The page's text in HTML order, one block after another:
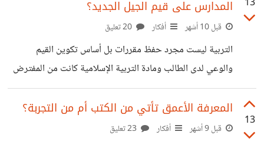
بعض الخلافات تبدأ بأمور بسيطة ميراث زواج أو حتى اختلاف
في الرأي ثم تتضخم لتتحول إلى قطيعة طويلة أو أذى مباشر قد
يكون بالكلام الجارح أو التدخل في الخصوصيات أو حتى بالحسد
والتقليل من النجاح
13 المدارس على قيم الجيل الجديد؟
قبل 10 أشهر أفكار
التربية ليست مجرد حفظ مقررات بل أساس تكوين القيم
والوعي لدى الطالب ومادة التربية الإسلامية كانت من المفترض
أن تشكل شخصيته توجه سلوكه وتبني وعيه بالمسؤولية الصدق
التسامح والعدل لكن الواقع مختلف كثيرًا فقد قللت كثير من
المدارس أو أهملت هذه المادة وركزت على الجوانب التقنية
13
المعرفة الأعمق تأتي من الكتب أم من التجربة؟
قبل 9 أشهر أفكار